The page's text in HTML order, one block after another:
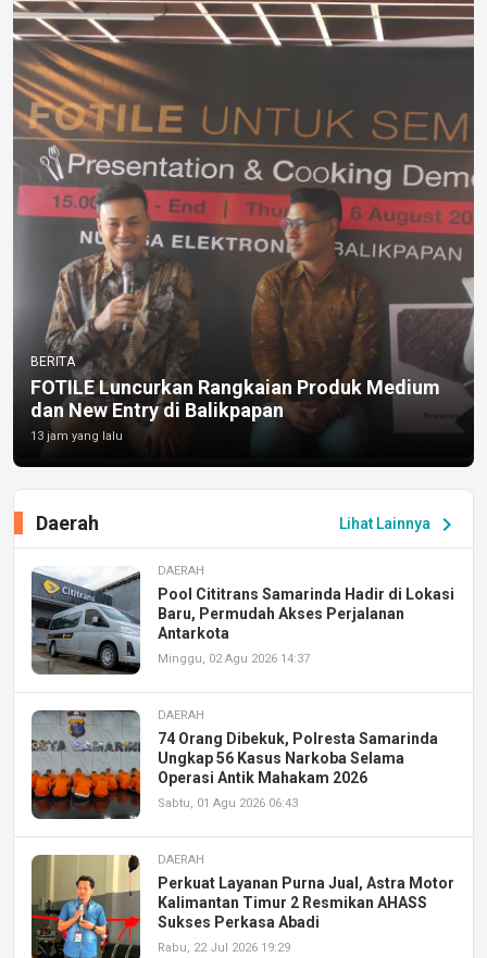
BERITA
FOTILE Luncurkan Rangkaian Produk Medium
dan New Entry di Balikpapan
13 jam yang lalu
Lihat Lainnya chevron_right
Daerah
DAERAH
Pool Cititrans Samarinda Hadir di Lokasi
Baru, Permudah Akses Perjalanan
Antarkota
Minggu, 02 Agu 2026 14:37
DAERAH
74 Orang Dibekuk, Polresta Samarinda
Ungkap 56 Kasus Narkoba Selama
Operasi Antik Mahakam 2026
Sabtu, 01 Agu 2026 06:43
DAERAH
Perkuat Layanan Purna Jual, Astra Motor
Kalimantan Timur 2 Resmikan AHASS
Sukses Perkasa Abadi
Rabu, 22 Jul 2026 19:29